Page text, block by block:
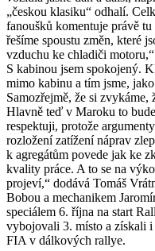
„českou klasiku“ odhalí.
fanoušků komentuje právě
řešíme spoustu změn, které
vzduchu ke chladiči
S kabinou jsem spokojený.
mimo kabinu a tím jsme,
Samozřejmě, že si zvykáme,
Hlavně teď v Maroku to
respektuji, protože
rozložení zatížení náprav
k agregátům povede jak ke
kvality práce. A to se na
projeví,“ dodává Tomáš
Bobou a mechanikem
speciálem 6. října na start
vybojovali 3. místo a získali i
FIA v dálkových rallye.